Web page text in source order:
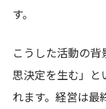
す。
こうした活動の
思決定を生む」と
れます。経営は最